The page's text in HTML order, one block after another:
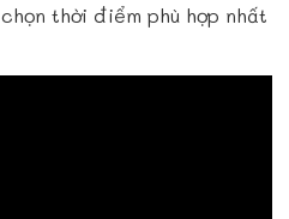
thời điểm phù hợp nhất